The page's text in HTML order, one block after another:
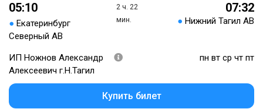
05:10
● Екатеринбург
Северный АВ
2 ч. 22
мин.
07:32
● Нижний Тагил АВ
ИП Ножнов Александр
Алексеевич г.Н.Тагил
пн вт ср чт пт
Купить билет